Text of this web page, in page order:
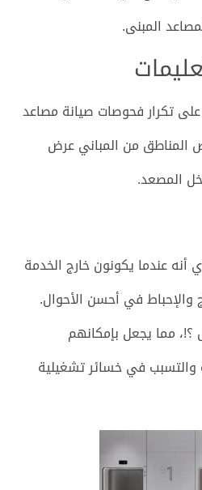
المبنى.
تكرار فحوصات صيانة مصاعد
المناطق من المباني عرض
المصعد.
عندما يكونون خارج الخدمة
في أحسن الأحوال.
؟!، مما يجعل بإمكانهم
والتسبب في خسائر تشغيلية